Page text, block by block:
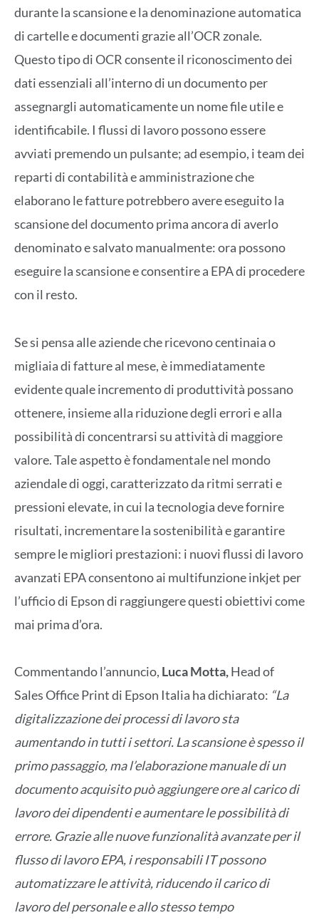
durante la scansione e la denominazione automatica
di cartelle e documenti grazie all’OCR zonale.
Questo tipo di OCR consente il riconoscimento dei
dati essenziali all’interno di un documento per
assegnargli automaticamente un nome file utile e
identificabile. I flussi di lavoro possono essere
avviati premendo un pulsante; ad esempio, i team dei
reparti di contabilità e amministrazione che
elaborano le fatture potrebbero avere eseguito la
scansione del documento prima ancora di averlo
denominato e salvato manualmente: ora possono
eseguire la scansione e consentire a EPA di procedere
con il resto.
Se si pensa alle aziende che ricevono centinaia o
migliaia di fatture al mese, è immediatamente
evidente quale incremento di produttività possano
ottenere, insieme alla riduzione degli errori e alla
possibilità di concentrarsi su attività di maggiore
valore. Tale aspetto è fondamentale nel mondo
aziendale di oggi, caratterizzato da ritmi serrati e
pressioni elevate, in cui la tecnologia deve fornire
risultati, incrementare la sostenibilità e garantire
sempre le migliori prestazioni: i nuovi flussi di lavoro
avanzati EPA consentono ai multifunzione inkjet per
l’ufficio di Epson di raggiungere questi obiettivi come
mai prima d’ora.
Commentando l’annuncio, Luca Motta,Head of
Sales Office Print di Epson Italia ha dichiarato: “La
digitalizzazione dei processi di lavoro sta
aumentando in tutti i settori. La scansione è spesso il
primo passaggio, ma l’elaborazione manuale di un
documento acquisito può aggiungere ore al carico di
lavoro dei dipendenti e aumentare le possibilità di
errore. Grazie alle nuove funzionalità avanzate per il
flusso di lavoro EPA, i responsabili IT possono
automatizzare le attività, riducendo il carico di
lavoro del personale e allo stesso tempo